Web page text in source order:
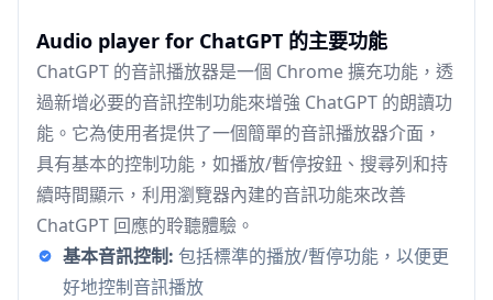
Audio player for ChatGPT 的主要功能
ChatGPT 的音訊播放器是一個 Chrome 擴充功能，透
過新增必要的音訊控制功能來增強 ChatGPT 的朗讀功
能。它為使用者提供了一個簡單的音訊播放器介面，
具有基本的控制功能，如播放/暫停按鈕、搜尋列和持
續時間顯示，利用瀏覽器內建的音訊功能來改善
ChatGPT 回應的聆聽體驗。
基本音訊控制: 包括標準的播放/暫停功能，以便更
好地控制音訊播放